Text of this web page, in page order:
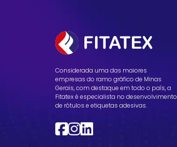
Considerada uma das maiores
empresas do ramo gráfico de Minas
Gerais, com destaque em todo o país, a
Fitatex é especialista no desenvolvimento
de rótulos e etiquetas adesivas.